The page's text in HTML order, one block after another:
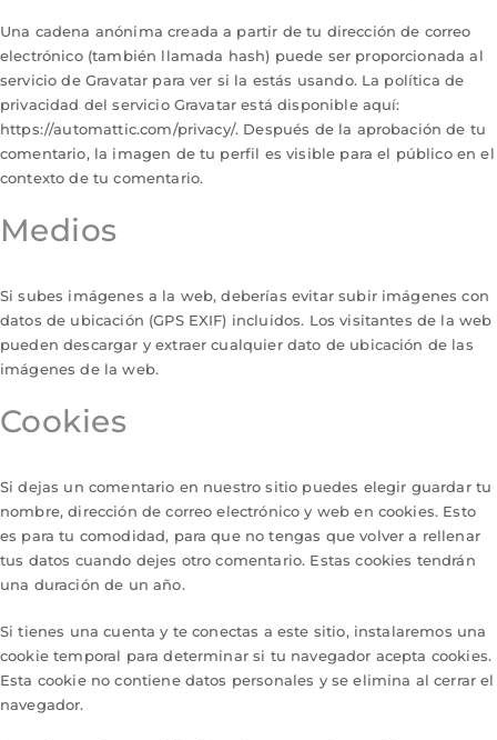
Una cadena anónima creada a partir de tu dirección de correo
electrónico (también llamada hash) puede ser proporcionada al
servicio de Gravatar para ver si la estás usando. La política de
privacidad del servicio Gravatar está disponible aquí:
https://automattic.com/privacy/. Después de la aprobación de tu
comentario, la imagen de tu perfil es visible para el público en el
contexto de tu comentario.
Medios
Si subes imágenes a la web, deberías evitar subir imágenes con
datos de ubicación (GPS EXIF) incluidos. Los visitantes de la web
pueden descargar y extraer cualquier dato de ubicación de las
imágenes de la web.
Cookies
Si dejas un comentario en nuestro sitio puedes elegir guardar tu
nombre, dirección de correo electrónico y web en cookies. Esto
es para tu comodidad, para que no tengas que volver a rellenar
tus datos cuando dejes otro comentario. Estas cookies tendrán
una duración de un año.
Si tienes una cuenta y te conectas a este sitio, instalaremos una
cookie temporal para determinar si tu navegador acepta cookies.
Esta cookie no contiene datos personales y se elimina al cerrar el
navegador.